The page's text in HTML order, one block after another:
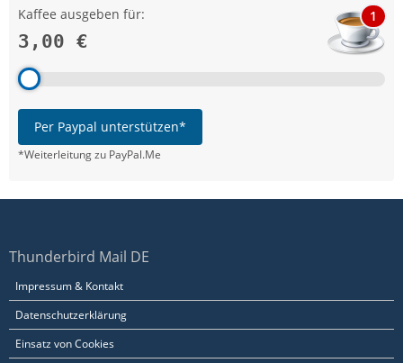
Kaffee ausgeben für:
3,00 €
1
Per Paypal unterstützen*
*Weiterleitung zu PayPal.Me
Thunderbird Mail DE
Impressum & Kontakt
Datenschutzerklärung
Einsatz von Cookies